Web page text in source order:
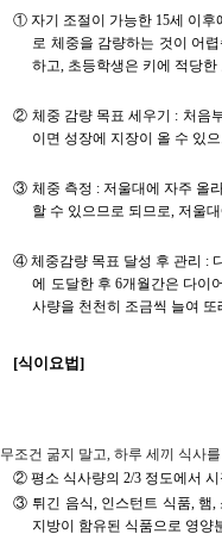
① 자기 조절이 가능한 15세 이후
로 체중을 감량하는 것이 어
하고, 초등학생은 키에 적당
② 체중 감량 목표 세우기 : 처음
이면 성장에 지장이 올 수 있
③ 체중 측정 : 저울대에 자주 올
할 수 있으므로 되므로, 저울
④ 체중감량 목표 달성 후 관리 :
에 도달한 후 6개월간은 다이
사량을 천천히 조금씩 늘여
[식이요법]
조건 굶지 말고, 하루 세끼 식사
② 평소 식사량의 2/3 정도에서
③ 튀긴 음식, 인스턴트 식품, 햄,
지방이 함유된 식품으로 영양